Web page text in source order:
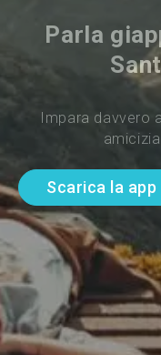
Parla
Impara davvero
Scarica la app